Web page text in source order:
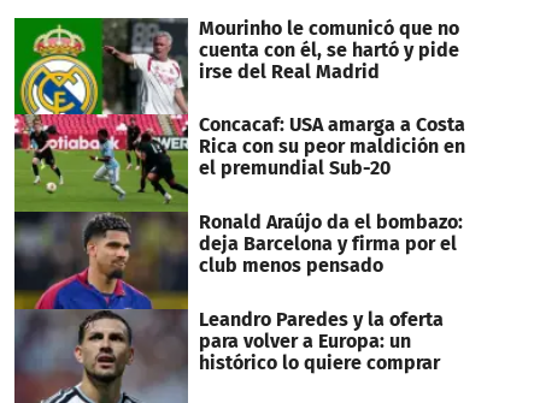
Mourinho le comunicó que no
cuenta con él, se hartó y pide
irse del Real Madrid
Concacaf: USA amarga a Costa
Rica con su peor maldición en
el premundial Sub-20
Ronald Araújo da el bombazo:
deja Barcelona y firma por el
club menos pensado
Leandro Paredes y la oferta
para volver a Europa: un
histórico lo quiere comprar